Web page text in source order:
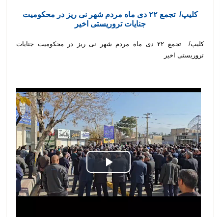
کلیپ/ تجمع ۲۲ دی ماه مردم شهر نی ریز در محکومیت
جنایات تروریستی اخیر
کلیپ/ تجمع ۲۲ دی ماه مردم شهر نی ریز در محکومیت جنایات
تروریستی اخیر
Play
Video